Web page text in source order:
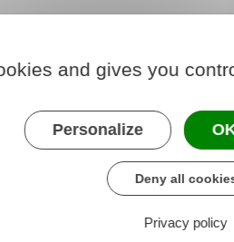
et techniques
place.
ou collective (par voie
and gives you
Personalize
Deny all
Privacy policy